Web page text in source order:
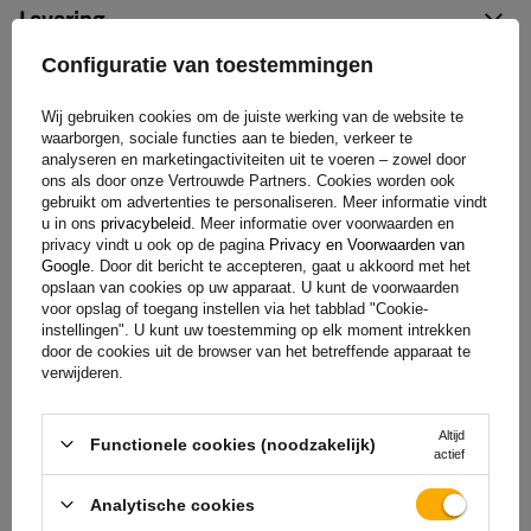
Levering
Stel uw vraag
Beoordelingen(0)
Laat uw mening achter
Uw score:
5/5
De inhoud van uw beoordeling
Configuratie van toestemmingen
Wij gebruiken cookies om de juiste werking van de website te
waarborgen, sociale functies aan te bieden, verkeer te
analyseren en marketingactiviteiten uit te voeren – zowel door
ons als door onze Vertrouwde Partners. Cookies worden ook
gebruikt om advertenties te personaliseren. Meer informatie vindt
u in ons privacybeleid . Meer informatie over voorwaarden en
privacy vindt u ook op de pagina Privacy en Voorwaarden van
Google . Door dit bericht te accepteren, gaat u akkoord met het
opslaan van cookies op uw apparaat. U kunt de voorwaarden
voor opslag of toegang instellen via het tabblad "Cookie-
instellingen". U kunt uw toestemming op elk moment intrekken
door de cookies uit de browser van het betreffende apparaat te
verwijderen.
Functionele cookies (noodzakelijk)
Altijd
actief
Analytische cookies